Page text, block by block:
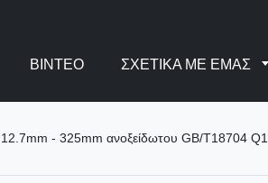
ΒΊΝΤΕΟ ΣΧΕΤΙΚΆ ΜΕ ΕΜΆΣ
12.7mm - 325mm ανοξείδωτου GB/T18704